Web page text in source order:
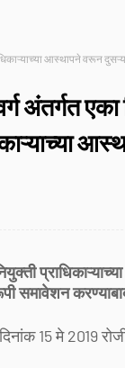
आस्थापने वरून
अंतर्गत एका
समावेशन
दिनांक 15 मे 2019